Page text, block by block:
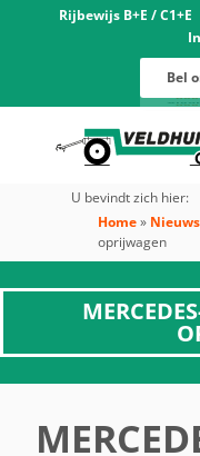
Rijbewijs B+E / C1+E
Bel
U bevindt zich hier:
Home» Nieuws
oprijwagen